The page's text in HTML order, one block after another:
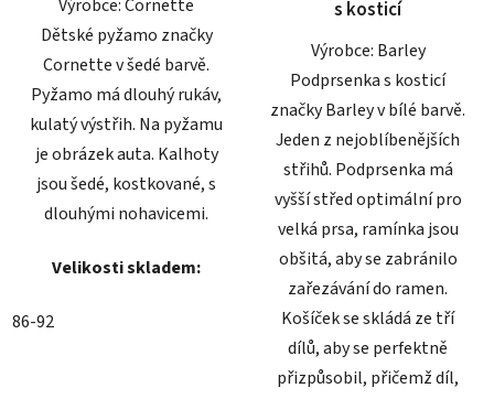
Výrobce: Cornette
Dětské pyžamo značky
Cornette v šedé barvě.
Pyžamo má dlouhý rukáv,
kulatý výstřih. Na pyžamu
je obrázek auta. Kalhoty
jsou šedé, kostkované, s
dlouhými nohavicemi.
Velikosti skladem:
86-92
s kosticí
Výrobce: Barley
Podprsenka s kosticí
značky Barley v bílé barvě.
Jeden z nejoblíbenějších
střihů. Podprsenka má
vyšší střed optimální pro
velká prsa, ramínka jsou
obšitá, aby se zabránilo
zařezávání do ramen.
Košíček se skládá ze tří
dílů, aby se perfektně
přizpůsobil, přičemž díl,